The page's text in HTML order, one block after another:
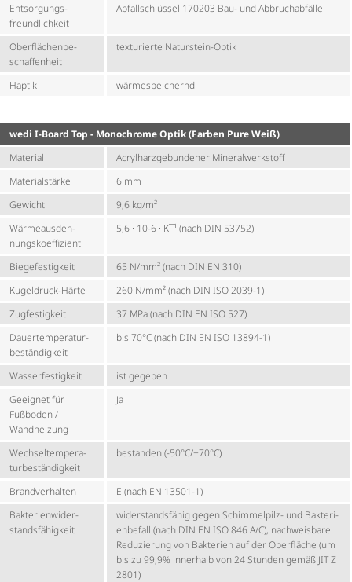
Entsor­gungs­
freund­lich­keit
Abfall­schlüssel 170203 Bau- und Abbruchabfälle
Ober­flä­chen­be­
schaf­fen­heit
texturierte Naturstein-Optik
Haptik wärme­spei­chernd
wedi I-Board Top - Monochrome Optik (Farben Pure Weiß)
Material
Acryl­harz­ge­bun­dener Mine­ral­werk­stoff
Materialstärke
6 mm
Gewicht
9,6 kg/m²
Wärme­aus­deh­
nungs­ko­ef­fi­zient
5,6 · 10-6 · K¯¹ (nach DIN 53752)
Biege­fes­tig­keit
65 N/mm² (nach DIN EN 310)
Kugeldruck-Härte
260 N/mm² (nach DIN ISO 2039-1)
Zugfestigkeit
37 MPa (nach DIN EN ISO 527)
Dauer­tem­pe­ra­tur­
be­stän­dig­keit
bis 70°C (nach DIN EN ISO 13894-1)
Wasser­fes­tig­keit
ist gegeben
Geeignet für
Fußboden /
Wandheizung
Ja
Wech­sel­tem­pe­ra­
tur­be­stän­dig­keit
bestanden (-50°C/+70°C)
Brandverhalten
E (nach EN 13501-1)
Bakte­ri­en­wi­der­
stands­fä­hig­keit
wider­stands­fähig gegen Schimmelpilz- und Bakte­ri­
en­be­fall (nach DIN EN ISO 846 A/C), nachweisbare
Reduzierung von Bakterien auf der Oberfläche (um
bis zu 99,9% innerhalb von 24 Stunden gemäß JIT Z
2801)